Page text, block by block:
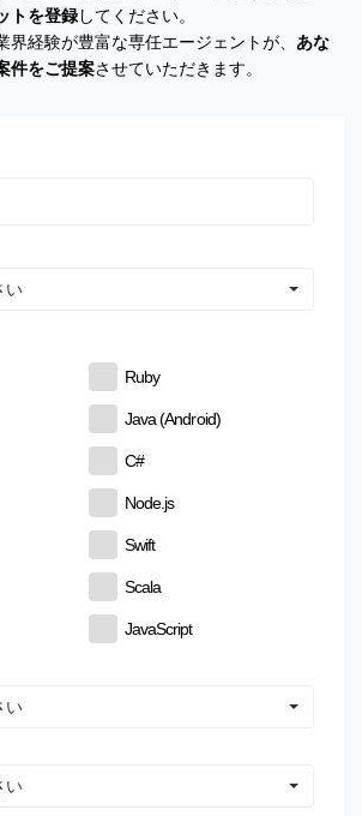
会員登録
トを登録してください。
界経験が豊富な専任エージェントが、 あな
件をご提案させていただきます。
い
Ruby
Java (Android)
C#
Node.js
Swift
Scala
JavaScript
い
い